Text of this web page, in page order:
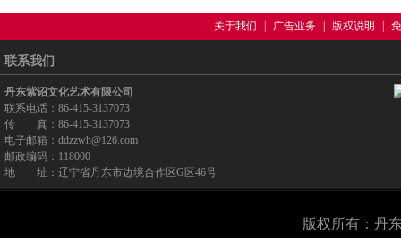
关于我们 广告业务 版权说明
联系我们
丹东紫诏文化艺术有限公司
联系电话：86-415-3137073
传 真：86-415-3137073
电子邮箱：ddzzwh@126.com
邮政编码：118000
地 址：辽宁省丹东市边境合作区G区46号
版权所有：